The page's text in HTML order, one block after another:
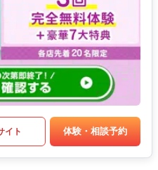
イト 体験・相談予約